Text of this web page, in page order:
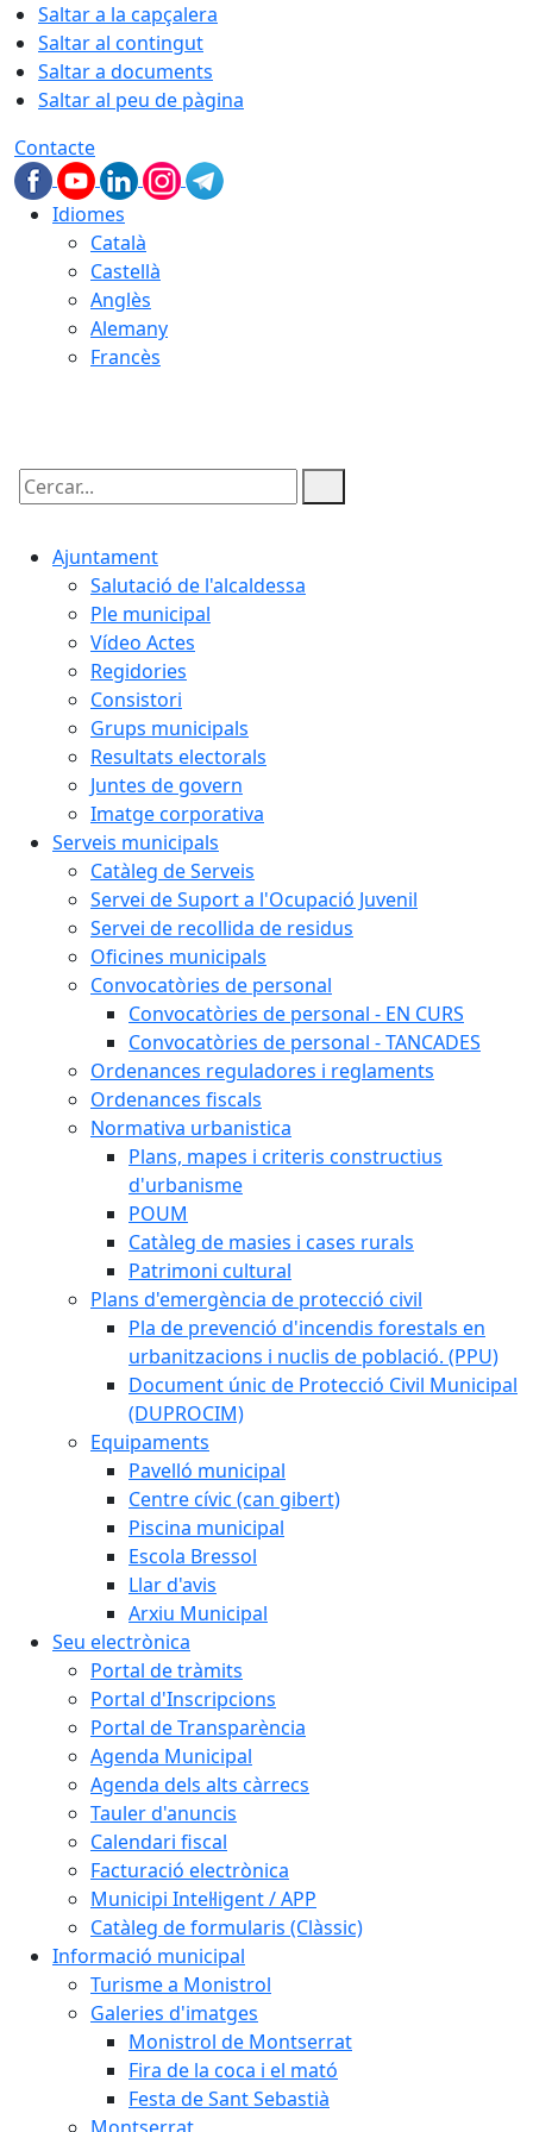
Saltar a la capçalera
Saltar al contingut
Saltar a documents
Saltar al peu de pàgina
Contacte
Idiomes
Català
Castellà
Anglès
Alemany
Francès
Cercar:
Ajuntament
Salutació de l'alcaldessa
Ple municipal
Vídeo Actes
Regidories
Consistori
Grups municipals
Resultats electorals
Juntes de govern
Imatge corporativa
Serveis municipals
Catàleg de Serveis
Servei de Suport a l'Ocupació Juvenil
Servei de recollida de residus
Oficines municipals
Convocatòries de personal
Convocatòries de personal - EN CURS
Convocatòries de personal - TANCADES
Ordenances reguladores i reglaments
Ordenances fiscals
Normativa urbanistica
Plans, mapes i criteris constructius
d'urbanisme
POUM
Catàleg de masies i cases rurals
Patrimoni cultural
Plans d'emergència de protecció civil
Pla de prevenció d'incendis forestals en
urbanitzacions i nuclis de població. (PPU)
Document únic de Protecció Civil Municipal
(DUPROCIM)
Equipaments
Pavelló municipal
Centre cívic (can gibert)
Piscina municipal
Escola Bressol
Llar d'avis
Arxiu Municipal
Seu electrònica
Portal de tràmits
Portal d'Inscripcions
Portal de Transparència
Agenda Municipal
Agenda dels alts càrrecs
Tauler d'anuncis
Calendari fiscal
Facturació electrònica
Municipi Intel·ligent / APP
Catàleg de formularis (Clàssic)
Informació municipal
Turisme a Monistrol
Galeries d'imatges
Monistrol de Montserrat
Fira de la coca i el mató
Festa de Sant Sebastià